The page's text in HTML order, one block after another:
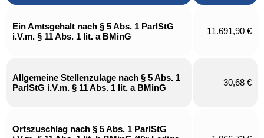
Ein Amtsgehalt nach § 5 Abs. 1 ParlStG
i.V.m. § 11 Abs. 1 lit. a BMinG
11.691,90 €
Allgemeine Stellenzulage nach § 5 Abs. 1
ParlStG i.V.m. § 11 Abs. 1 lit. a BMinG
30,68 €
Ortszuschlag nach § 5 Abs. 1 ParlStG